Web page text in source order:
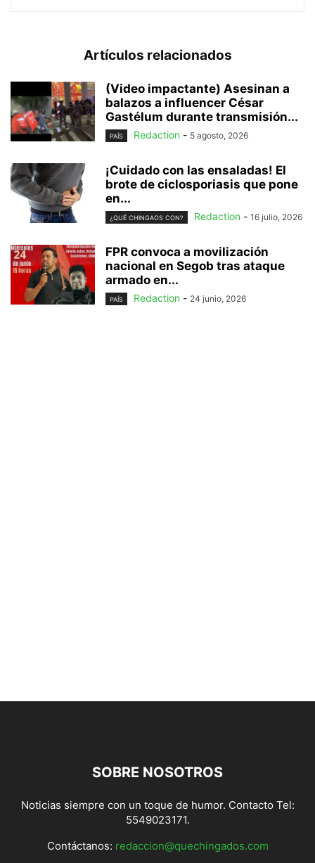
Artículos relacionados
(Video impactante) Asesinan a
balazos a influencer César
Gastélum durante transmisión...
PAÍS Redaction - 5 agosto, 2026
¡Cuidado con las ensaladas! El
brote de ciclosporiasis que pone
en...
¿QUÉ CHINGAOS CON? Redaction - 16 julio, 2026
FPR convoca a movilización
nacional en Segob tras ataque
armado en...
PAÍS Redaction - 24 junio, 2026
SOBRE NOSOTROS
Noticias siempre con un toque de humor. Contacto Tel:
5549023171.
Contáctanos: redaccion@quechingados.com